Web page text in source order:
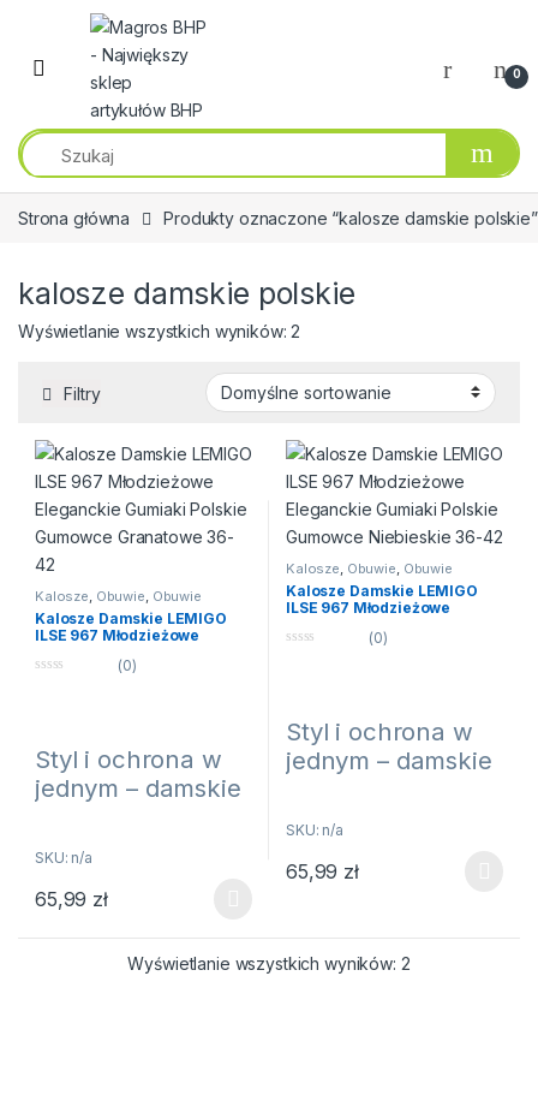
Przejdź do nawigacji
Przeskocz do treści
0
Strona główna Produkty oznaczone “kalosze damskie polskie”
kalosze damskie polskie
Wyświetlanie wszystkich wyników: 2
Filtry
Kalosze, Obuwie, Obuwie
damskie
Kalosze Damskie LEMIGO
ILSE 967 Młodzieżowe
Gumowce Granatowe 36-42
(0)
Styl i ochrona w
jednym – damskie
eleganckim
granatowym
kolorze.
↔Postaw na jakość i modny
wygląd, nawet gdy za oknem
SKU: n/a
65,99 zł
Ten produkt ma wiele wariantów. Opcje można wybrać na
Kalosze, Obuwie, Obuwie
damskie
Kalosze Damskie LEMIGO
ILSE 967 Młodzieżowe
Gumowce Niebieskie 36-42
(0)
Styl i ochrona w
jednym – damskie
eleganckim
niebieskim
kolorze.
wygląd, nawet gdy za oknem
leje jak z cebra.
SKU: n/a
65,99 zł
Ten produkt ma wiele
Wyświetlanie wszystkich wyników: 2